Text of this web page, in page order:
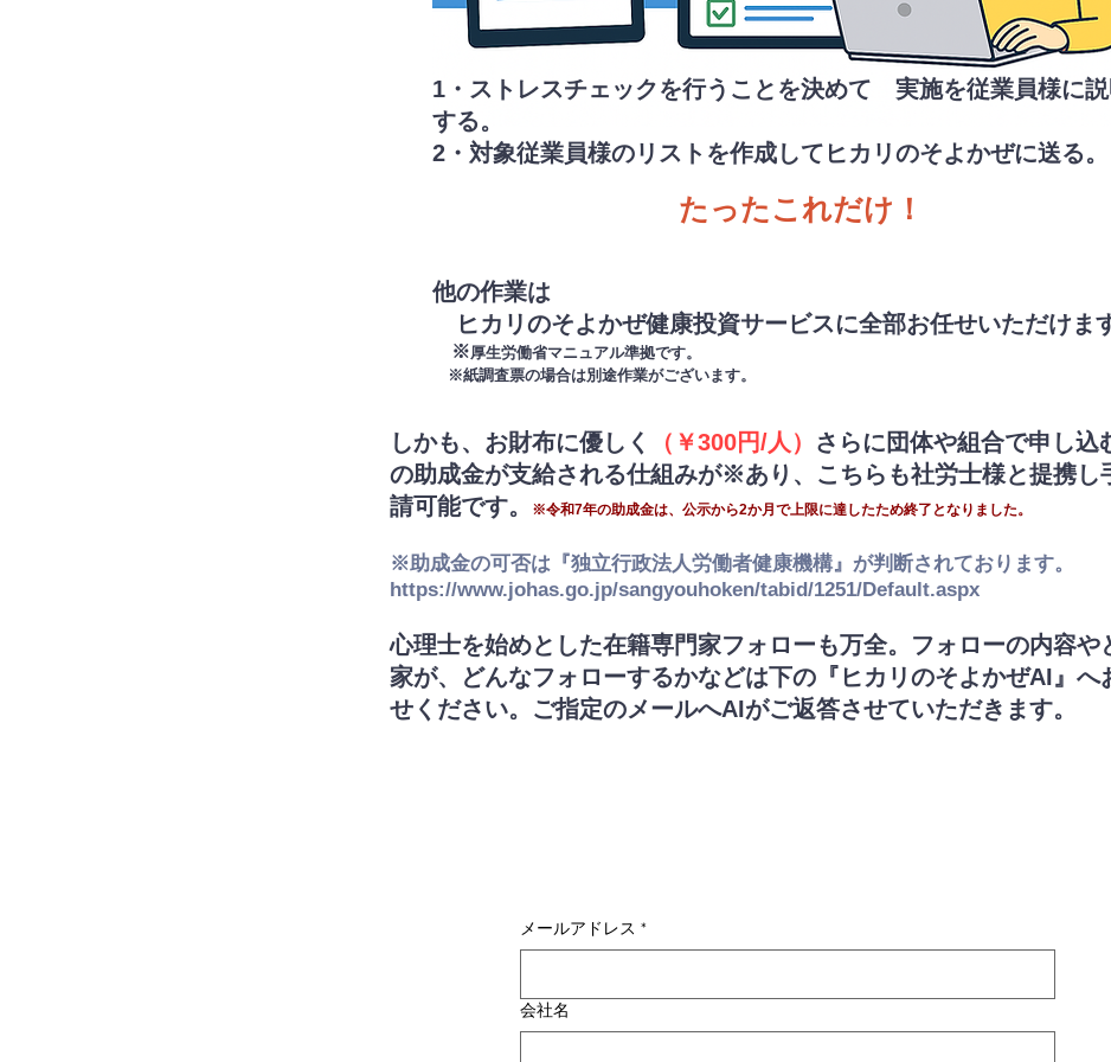
1・ストレスチェックを行うことを決めて 実施を従業員様に説
する。
​2・対象従業員様のリストを作成してヒカリのそよかぜに送る。
たったこれだけ​！
他の作業は
ヒカリのそよかぜ健康投資サービスに全部お任せいただけま
​ ※厚生労働省マニュアル準拠です。
​ ※紙調査票の場合は別途作業がございます。
しかも、お財布に優しく （￥300円/人） さらに団体や組合で申し込
の助成金が支給される仕組みが※あり、こちらも社労士様と提携し
請可能です。
※令和7年の助成金は、公示から2か月で上限に達したため終了となりました。
※助成金の可否は『独立行政法人労働者健康機構』が判断されております。
https://www.johas.go.jp/sangyouhoken/tabid/1251/Default.aspx
心理士を始めとした在籍専門家フォローも万全。フォローの内容や
家が、どんなフォローするかなどは下の『ヒカリのそよかぜAI』へ
せください。ご指定のメールへAIがご返答させていただきます。
メールアドレス *
会社名